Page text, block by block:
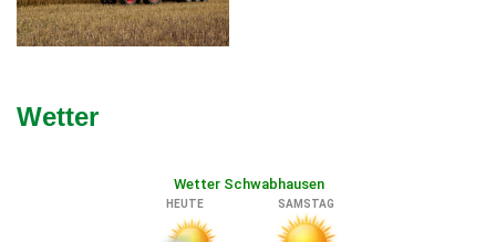
Wetter